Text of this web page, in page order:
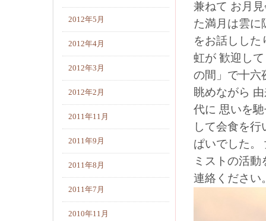
兼ねて お月
た満月は雲に
をお話しした
虹が 歓迎し
の間」で十六
眺めながら
代に 思いを
して会食を
ぱいでした。
ミストの活
連絡くださ
2012年5月
2012年4月
2012年3月
2012年2月
2011年11月
2011年9月
2011年8月
2011年7月
2010年11月